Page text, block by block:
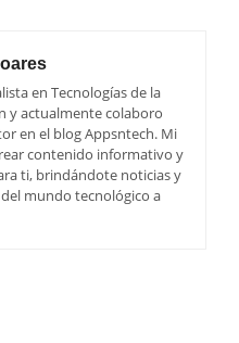
en Tecnologías de la
y actualmente colaboro
en el blog Appsntech. Mi
contenido informativo y
ti, brindándote noticias y
mundo tecnológico a